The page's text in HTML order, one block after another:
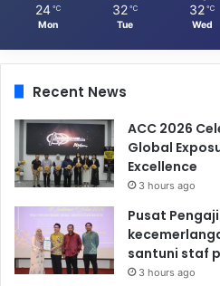
24 ℃
Mon
32 ℃
Tue
32 ℃
Wed
Recent News
ACC 2026
Global
Excellence
3 hours ago
Pusat
santuni staf
3 hours ago